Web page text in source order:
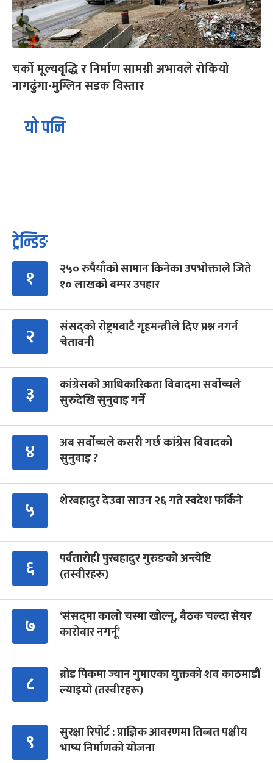
चर्को मूल्यवृद्धि र निर्माण सामग्री अभावले रोकियो
नागढुंगा-मुग्लिन सडक विस्तार
यो पनि
ट्रेन्डिङ
१
२५० रुपैयाँको सामान किनेका उपभोक्ताले जिते
१० लाखको बम्पर उपहार
२
संसद्को रोष्ट्रमबाटै गृहमन्त्रीले दिए प्रश्न नगर्न
चेतावनी
३
कांग्रेसको आधिकारिकता विवादमा सर्वोच्चले
सुरुदेखि सुनुवाइ गर्ने
४
अब सर्वोच्चले कसरी गर्छ कांग्रेस विवादको
सुनुवाइ ?
५ शेरबहादुर देउवा साउन २६ गते स्वदेश फर्किने
६
पर्वतारोही पुरबहादुर गुरुङको अन्त्येष्टि
(तस्वीरहरू)
७
‘संसद्‍मा कालो चस्मा खोल्नू, बैठक चल्दा सेयर
कारोबार नगर्नू’
८
ब्रोड पिकमा ज्यान गुमाएका युक्तको शव काठमाडौं
ल्याइयो (तस्वीरहरू)
९
सुरक्षा रिपोर्ट : प्राज्ञिक आवरणमा तिब्बत पक्षीय
भाष्य निर्माणको योजना